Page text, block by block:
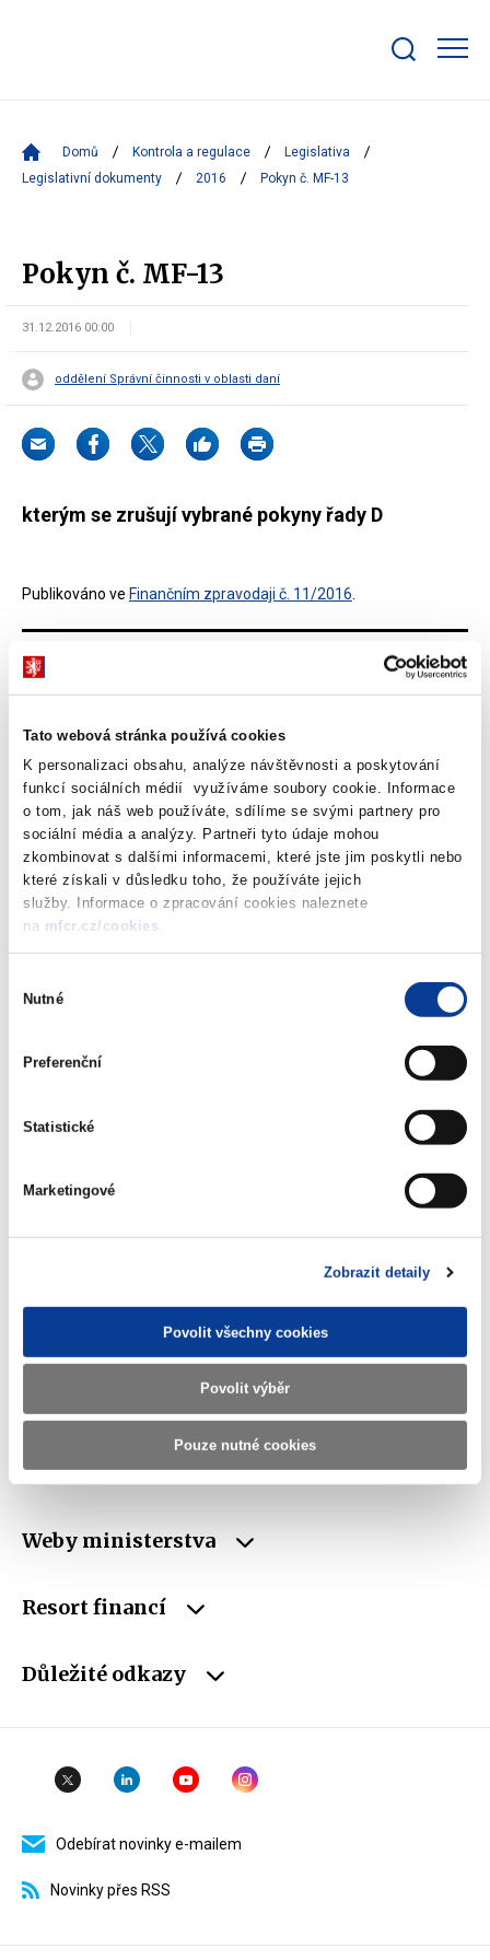
Tato webová stránka používá cookies
K personalizaci obsahu, analýze návštěvnosti a poskytování
funkcí sociálních médií využíváme soubory cookie. Informace
o tom, jak náš web používáte, sdílíme se svými partnery pro
sociální média a analýzy. Partneři tyto údaje mohou
zkombinovat s dalšími informacemi, které jste jim poskytli nebo
které získali v důsledku toho, že používáte jejich
služby. Informace o zpracování cookies naleznete
na mfcr.cz/cookies.
souhlasu
Nutné
Preferenční
Statistické
Marketingové
Zobrazit detaily
Povolit všechny cookies
Povolit výběr
Pouze nutné cookies
bar
Domů Kontrola a regulace
Legislativa
Legislativní dokumenty
2016 Pokyn č. MF-13
Pokyn č. MF-13
31.12.2016 00:00
oddělení Správní činnosti v oblasti daní
kterým se zrušují vybrané pokyny řady D
Publikováno ve Finančním zpravodaji č. 11/2016
Dokumenty ke stažení
Pokyn č. MF-13 (158 kB)
Stáhnout vybrané (0)
Stáhnout vše
Zobrazeno Doporučeno672 ×
IČO 00006947
schránky
Weby ministerstva
Resort financí
Důležité odkazy
Odebírat novinky e-mailem
Novinky přes RSS